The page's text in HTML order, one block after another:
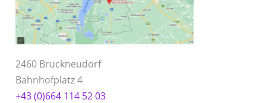
2460 Bruckneudorf
Bahnhofplatz 4
+43 (0)664 114 52 03